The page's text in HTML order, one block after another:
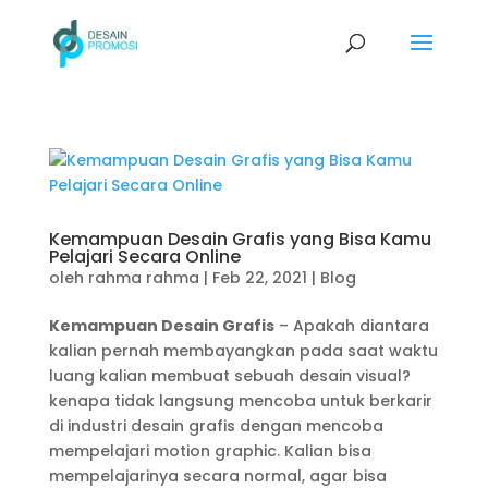
Kemampuan Desain Grafis yang Bisa Kamu
Pelajari Secara Online
oleh rahma rahma | Feb 22, 2021 | Blog
Kemampuan Desain Grafis– Apakah diantara
kalian pernah membayangkan pada saat waktu
luang kalian membuat sebuah desain visual?
kenapa tidak langsung mencoba untuk berkarir
di industri desain grafis dengan mencoba
mempelajari motion graphic. Kalian bisa
mempelajarinya secara normal, agar bisa